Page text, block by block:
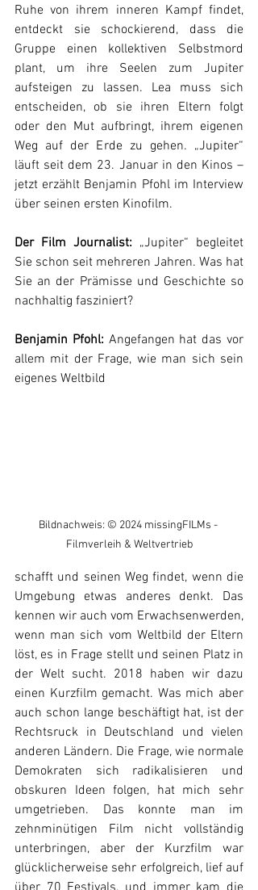
Ruhe von ihrem inneren Kampf findet,
entdeckt sie schockierend, dass die
Gruppe einen kollektiven Selbstmord
plant, um ihre Seelen zum Jupiter
aufsteigen zu lassen. Lea muss sich
entscheiden, ob sie ihren Eltern folgt
oder den Mut aufbringt, ihrem eigenen
Weg auf der Erde zu gehen. „Jupiter“
läuft seit dem 23. Januar in den Kinos –
jetzt erzählt Benjamin Pfohl im Interview
über seinen ersten Kinofilm.
Der Film Journalist: „Jupiter“ begleitet
Sie schon seit mehreren Jahren. Was hat
Sie an der Prämisse und Geschichte so
nachhaltig fasziniert?
Benjamin Pfohl: Angefangen hat das vor
allem mit der Frage, wie man sich sein
eigenes Weltbild
Bildnachweis: © 2024 missingFILMs -
Filmverleih & Weltvertrieb
schafft und seinen Weg findet, wenn die
Umgebung etwas anderes denkt. Das
kennen wir auch vom Erwachsenwerden,
wenn man sich vom Weltbild der Eltern
löst, es in Frage stellt und seinen Platz in
der Welt sucht. 2018 haben wir dazu
einen Kurzfilm gemacht. Was mich aber
auch schon lange beschäftigt hat, ist der
Rechtsruck in Deutschland und vielen
anderen Ländern. Die Frage, wie normale
Demokraten sich radikalisieren und
obskuren Ideen folgen, hat mich sehr
umgetrieben. Das konnte man im
zehnminütigen Film nicht vollständig
unterbringen, aber der Kurzfilm war
glücklicherweise sehr erfolgreich, lief auf